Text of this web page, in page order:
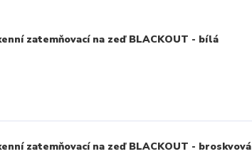
zatemňovací na zeď BLACKOUT - bílá
zatemňovací na zeď BLACKOUT - broskvová